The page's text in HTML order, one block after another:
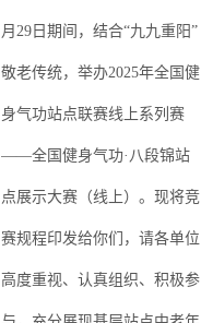
月 29 日期间，结合“九九重阳”
敬老传统，举办2025年全国健
身气功站点联赛线上系列赛
——全国健身气功·八段锦站
点展示大赛（线上）。现将竞
赛规程印发给你们，请各单位
高度重视、认真组织、积极参